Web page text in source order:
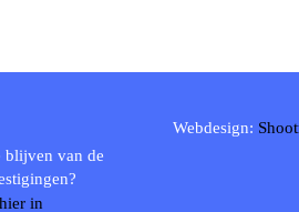
blijven van de
in
Webdesign: